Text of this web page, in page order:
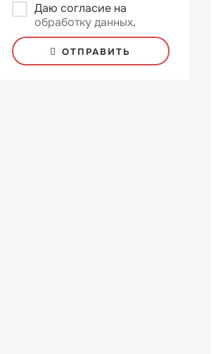
Даю согласие на
обработку данных.
ОТПРАВИТЬ